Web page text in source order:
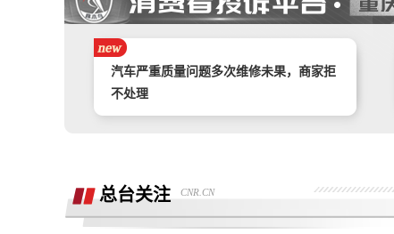
附属票不退费。
举报镇江豪利汽车销售服务有限公司拒不
退款
汽车严重质量问题多次维修未果，商家拒
不处理
奇富借条（原360借条）暴力催收
广西联通宽带被无故限速，想恢复必须签
《业务风险防控承诺书》
总台关注 CNR.CN